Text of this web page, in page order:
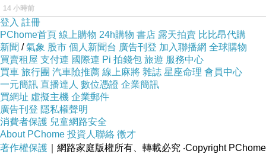
尚．德．拉封丹，1621年出生於法國香檳省的夏托蒂
埃利堡，父親是政府官員。他在祖父豐富的藏書中發現馬
萊伯的抒情詩，從此對詩歌產生濃厚的興趣。1641年，拉
封丹去巴黎學習神學，後來又改學法律，最後決心成為作
家。1652年繼承父業，但他不擅管理，在1657年攜家定居
巴黎。《拉封丹寓言》的初版於1668年問世，大受好評，
驅使他繼續撰寫下去，直至逝世，共十二卷。
14 小時前
登入 註冊
PChome首頁 線上購物 24h購物 書店 露天拍賣 比比昂代購
新聞 /氣象 股市 個人新聞台 廣告刊登 加入聯播網 全球購物
買賣租屋 支付連 國際連 Pi 拍錢包 旅遊 服務中心
買車 旅行團 汽車險推薦 線上麻將 雜誌 星座命理 會員中心
一元簡訊 直播達人 數位憑證 企業簡訊
買網址 虛擬主機 企業郵件
廣告刊登 隱私權聲明
消費者保護 兒童網路安全
About PChome 投資人聯絡 徵才
著作權保護 ｜網路家庭版權所有、轉載必究 ‧Copyright PChome